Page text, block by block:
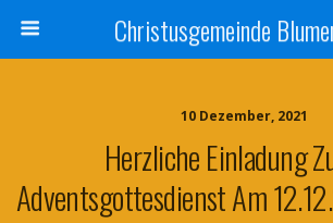
Christusgemeinde
10 Dezember, 2021
Herzliche Einladung
Adventsgottesdienst Am